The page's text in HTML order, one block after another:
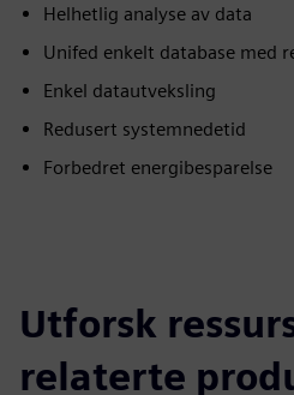
Helhetlig analyse av data
Unifed enkelt database med
Enkel datautveksling
Redusert systemnedetid
Forbedret energibesparelse
Utforsk
relaterte